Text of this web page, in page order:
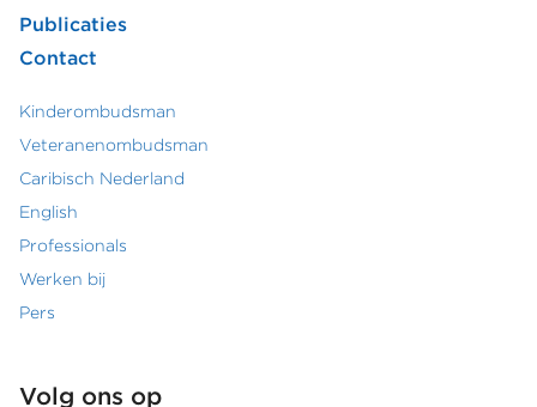
hoofdmenu
Publicaties
Contact
Footer
secundair
menu
Kinderombudsman
Veteranenombudsman
Caribisch Nederland
English
Professionals
Werken bij
Pers
Volg ons op